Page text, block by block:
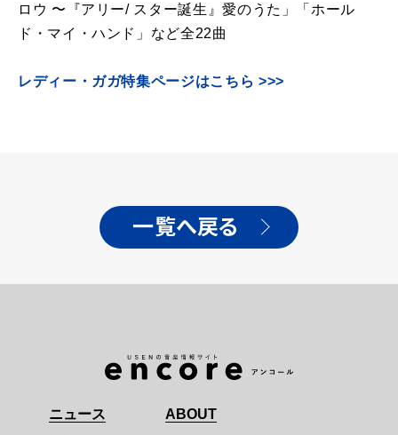
ロウ 〜『アリー/ スター誕⽣』愛のうた」「ホール
ド・マイ・ハンド」など全22曲
レディー・ガガ特集ページはこちら >>>
一覧へ戻る
ニュース ABOUT